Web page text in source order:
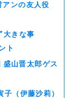
アンの友人役
大きな事
ト
盛山晋太郎ゲス
（伊藤沙莉）